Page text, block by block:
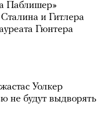
Паблишер»
и Гитлера
Гюнтера
Уолкер
не будут выдворять